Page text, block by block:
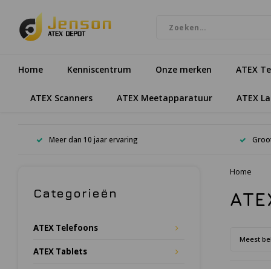
Home Kenniscentrum Onze merken ATEX
ATEX Scanners ATEX Meetapparatuur ATEX
Meer dan 10 jaar ervaring
Categorieën
ATEX Telefoons
ATEX Tablets
Home
Meest